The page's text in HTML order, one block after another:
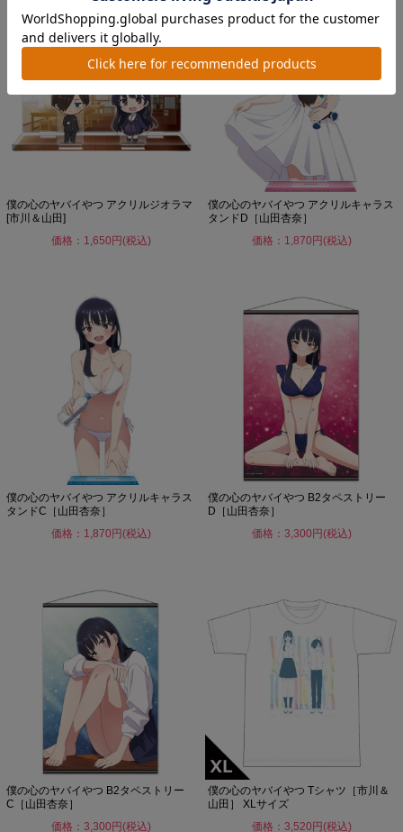
僕の心のヤバイやつ アクリルジオラマ
[市川＆山田]
価格：1,650円(税込)
僕の心のヤバイやつ アクリルキャラス
タンドD［山田杏奈］
価格：1,870円(税込)
僕の心のヤバイやつ アクリルキャラス
タンドC［山田杏奈］
価格：1,870円(税込)
僕の心のヤバイやつ B2タペストリー
D［山田杏奈］
価格：3,300円(税込)
僕の心のヤバイやつ B2タペストリー
C［山田杏奈］
価格：3,300円(税込)
僕の心のヤバイやつ Tシャツ［市川＆
山田］ XLサイズ
価格：3,520円(税込)